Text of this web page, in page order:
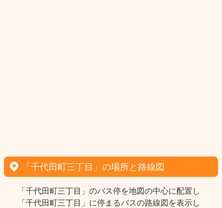
「千代田町三丁目」の場所と路線図
「千代田町三丁目」のバス停を地図の中心に配置し
「千代田町三丁目」に停まるバスの路線図を表示し